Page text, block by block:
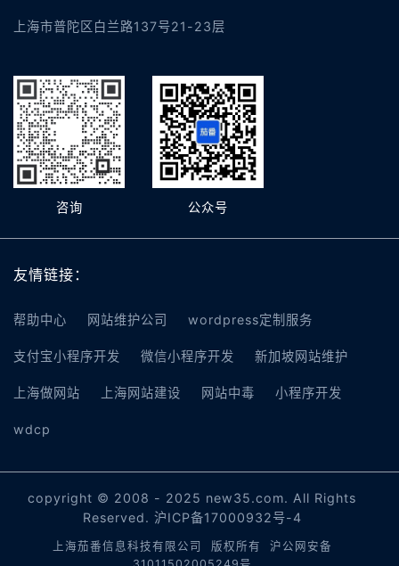
上海市普陀区白兰路137号21-23层
咨询 公众号
友情链接：
帮助中心 网站维护公司 wordpress定制服务
支付宝小程序开发 微信小程序开发 新加坡网站维护
上海做网站 上海网站建设 网站中毒 小程序开发
wdcp
copyright © 2008 - 2025 new35.com. All Rights
Reserved. 沪ICP备17000932号-4
上海茄番信息科技有限公司 版权所有 沪公网安备